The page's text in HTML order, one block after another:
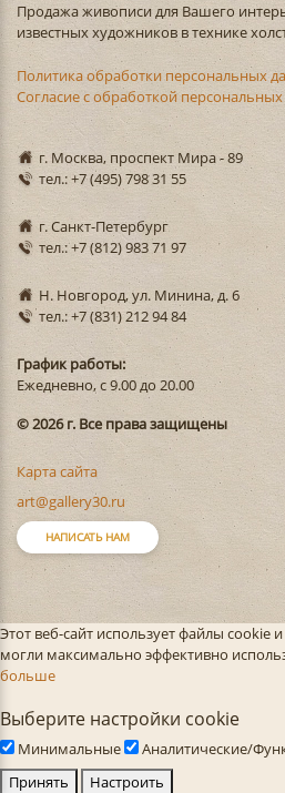
Продажа живописи для Вашего
известных художников в технике
Политика обработки персональных
Согласие с обработкой
г. Москва, проспект Мира - 89
тел.: +7 (495) 798 31 55
г. Санкт-Петербург
тел.: +7 (812) 983 71 97
Н. Новгород, ул. Минина, д. 6
тел.: +7 (831) 212 94 84
График работы:
Ежедневно, с 9.00 до 20.00
© 2026 г. Все права защищены
Карта сайта
art@gallery30.ru
НАПИСАТЬ НАМ
Этот веб-сайт использует файлы cookie
могли максимально эффективно
больше
Выберите настройки cookie
Минимальные
Аналитические/
Принять
Настроить